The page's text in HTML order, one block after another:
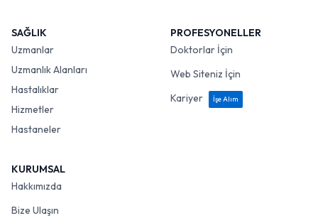
SAĞLIK
Uzmanlar
Uzmanlık Alanları
Hastalıklar
Hizmetler
Hastaneler
PROFESYONELLER
Doktorlar İçin
Web Siteniz İçin
Kariyer
İşe Alım
KURUMSAL
Hakkımızda
Bize Ulaşın